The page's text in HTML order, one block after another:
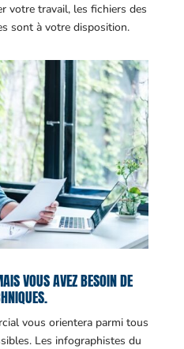
votre travail, les fichiers des
sont à votre disposition.
VOUS AVEZ BESOIN DE
vous orientera parmi tous
Les infographistes du